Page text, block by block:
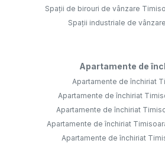
Spații de birouri de vânzare
Spații industriale de
Apartamente de
Apartamente de închiriat
Apartamente de închiriat
Apartamente de închiriat
Apartamente de închiriat
Apartamente de închiriat